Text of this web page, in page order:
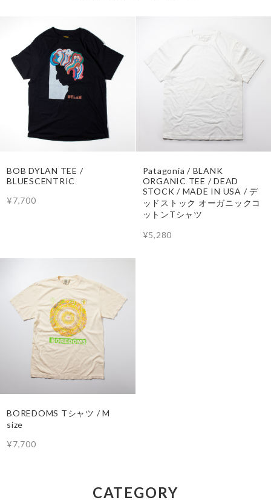
BOB DYLAN TEE /
BLUESCENTRIC
¥7,700
Patagonia / BLANK
ORGANIC TEE / DEAD
STOCK / MADE IN USA / デ
ッドストック オーガニックコ
ットンTシャツ
¥5,280
BOREDOMS Tシャツ / M
size
¥7,700
CATEGORY